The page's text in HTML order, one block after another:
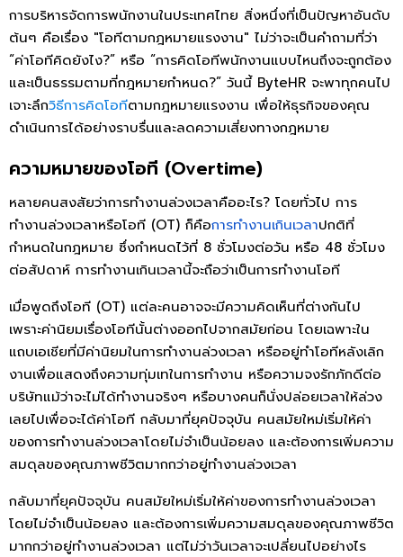
การบริหารจัดการพนักงานในประเทศไทย สิ่งหนึ่งที่เป็นปัญหาอันดับ
ต้นๆ คือเรื่อง "โอทีตามกฎหมายแรงงาน" ไม่ว่าจะเป็นคำถามที่ว่า
“ค่าโอทีคิดยังไง?” หรือ “การคิดโอทีพนักงานแบบไหนถึงจะถูกต้อง
และเป็นธรรมตามที่กฎหมายกำหนด?” วันนี้ ByteHR จะพาทุกคนไป
เจาะลึกวิธีการคิดโอทีตามกฎหมายแรงงาน เพื่อให้ธุรกิจของคุณ
ดำเนินการได้อย่างราบรื่นและลดความเสี่ยงทางกฎหมาย
ความหมายของโอที (Overtime)
หลายคนสงสัยว่าการทํางานล่วงเวลาคืออะไร? โดยทั่วไป การ
ทำงานล่วงเวลาหรือโอที (OT) ก็คือการทำงานเกินเวลาปกติที่
กำหนดในกฎหมาย ซึ่งกำหนดไว้ที่ 8 ชั่วโมงต่อวัน หรือ 48 ชั่วโมง
ต่อสัปดาห์ การทำงานเกินเวลานี้จะถือว่าเป็นการทำงานโอที
เมื่อพูดถึงโอที (OT) แต่ละคนอาจจะมีความคิดเห็นที่ต่างกันไป
เพราะค่านิยมเรื่องโอทีนั้นต่างออกไปจากสมัยก่อน โดยเฉพาะใน
แถบเอเชียที่มีค่านิยมในการทำงานล่วงเวลา หรืออยู่ทำโอทีหลังเลิก
งานเพื่อแสดงถึงความทุ่มเทในการทำงาน หรือความจงรักภักดีต่อ
บริษัทแม้ว่าจะไม่ได้ทำงานจริงๆ หรือบางคนก็นั่งปล่อยเวลาให้ล่วง
เลยไปเพื่อจะได้ค่าโอที กลับมาที่ยุคปัจจุบัน คนสมัยใหม่เริ่มให้ค่า
ของการทำงานล่วงเวลาโดยไม่จำเป็นน้อยลง และต้องการเพิ่มความ
สมดุลของคุณภาพชีวิตมากกว่าอยู่ทำงานล่วงเวลา
กลับมาที่ยุคปัจจุบัน คนสมัยใหม่เริ่มให้ค่าของการทำงานล่วงเวลา
โดยไม่จำเป็นน้อยลง และต้องการเพิ่มความสมดุลของคุณภาพชีวิต
มากกว่าอยู่ทำงานล่วงเวลา แต่ไม่ว่าวันเวลาจะเปลี่ยนไปอย่างไร